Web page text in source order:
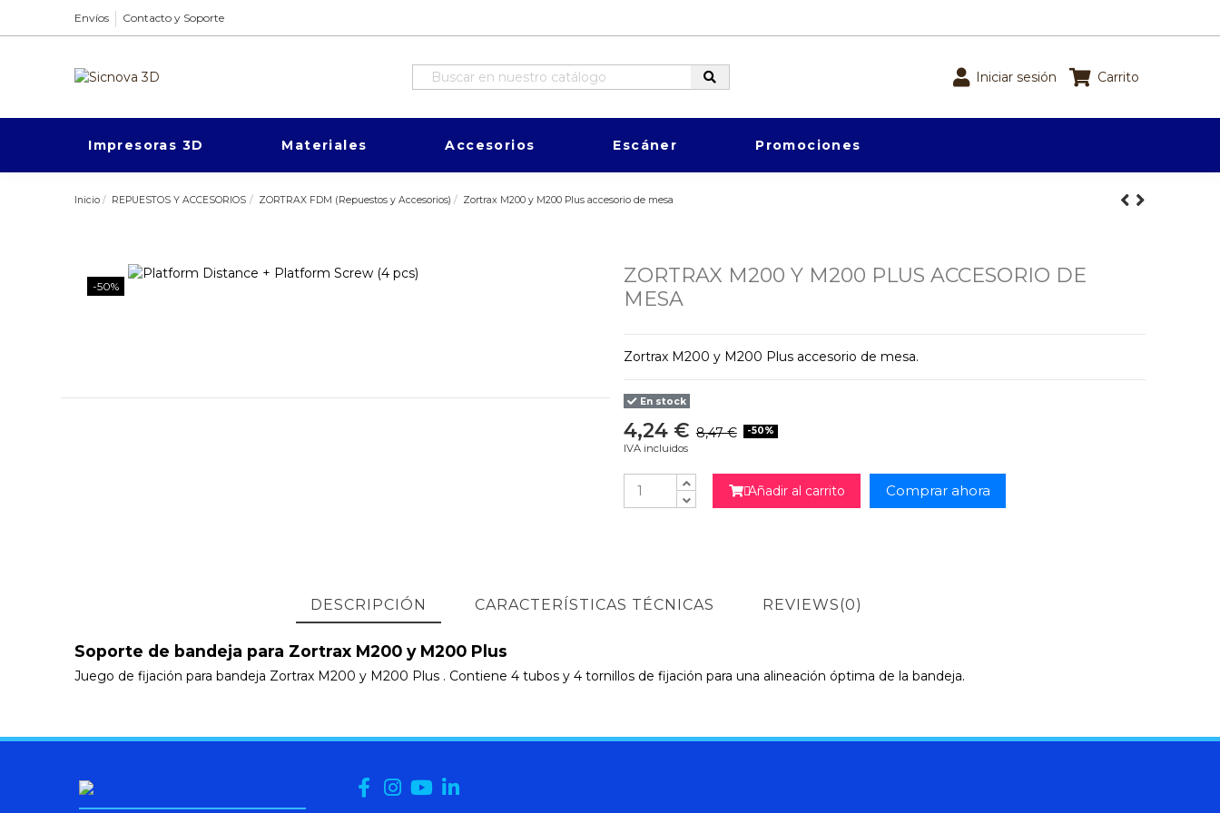
Envíos Contacto y Soporte
Iniciar sesión Carrito
Impresoras 3D Materiales Accesorios Escáner Promociones
Inicio REPUESTOS Y ACCESORIOS ZORTRAX FDM (Repuestos y Accesorios) Zortrax M200 y M200 Plus accesorio de mesa
-50%
ZORTRAX M200 Y M200 PLUS ACCESORIO DE
MESA
Zortrax M200 y M200 Plus accesorio de mesa.
En stock
4,24 € 8,47 € -50%
IVA incluidos

Añadir al carrito Comprar ahora
DESCRIPCIÓN CARACTERÍSTICAS TÉCNICAS REVIEWS(0)
Soporte de bandeja para Zortrax M200 y M200 Plus
Juego de fijación para bandeja Zortrax M200 y M200 Plus . Contiene 4 tubos y 4 tornillos de fijación para una alineación óptima de la bandeja.